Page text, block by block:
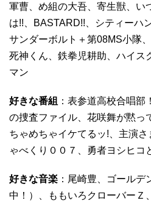
軍曹、め組の大吾、寄生獣、い
は!!、BASTARD!!、シティーハ
サンダーボルト＋第08MS小隊
死神くん、鉄拳児耕助、ハイス
マン
好きな番組 ：表参道高校合唱
の捜査ファイル、花咲舞が黙っ
ちゃめちゃイケてるッ!、主演
ゃべくり００７、勇者ヨシヒコ
好きな音楽 ：尾崎豊、ゴール
中！）、ももいろクローバーＺ